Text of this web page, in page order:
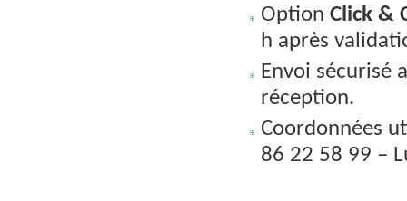
Option Click &
h après
Envoi sécurisé
réception.
Coordonnées
86 22 58 99 –